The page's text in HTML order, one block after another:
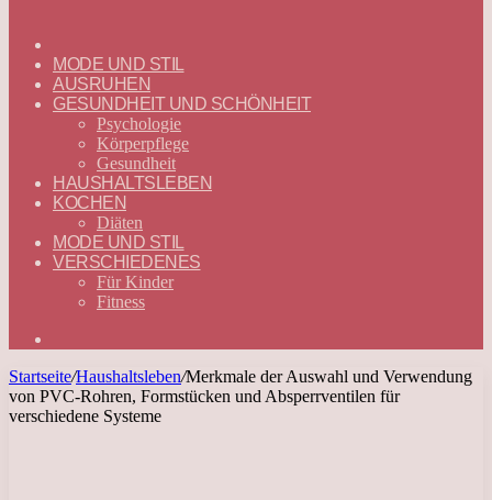
—
DEUTSCH
MODE UND STIL
AUSRUHEN
GESUNDHEIT UND SCHÖNHEIT
Psychologie
Körperpflege
Gesundheit
HAUSHALTSLEBEN
KOCHEN
Diäten
MODE UND STIL
VERSCHIEDENES
Für Kinder
Fitness
Startseite/Haushaltsleben/Merkmale der Auswahl und Verwendung
von PVC-Rohren, Formstücken und Absperrventilen für
verschiedene Systeme